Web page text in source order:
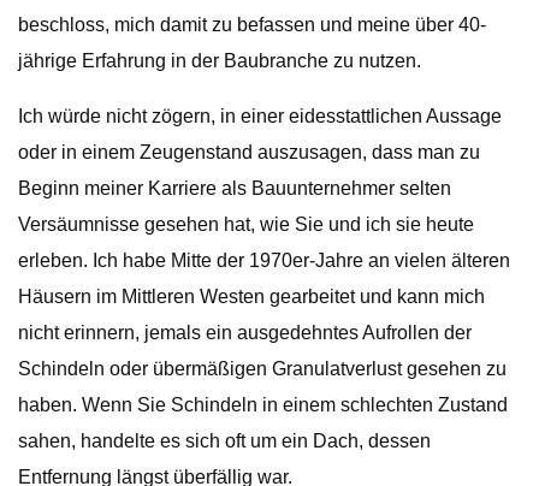
beschloss, mich damit zu befassen und meine über 40-
jährige Erfahrung in der Baubranche zu nutzen.
Ich würde nicht zögern, in einer eidesstattlichen Aussage
oder in einem Zeugenstand auszusagen, dass man zu
Beginn meiner Karriere als Bauunternehmer selten
Versäumnisse gesehen hat, wie Sie und ich sie heute
erleben. Ich habe Mitte der 1970er-Jahre an vielen älteren
Häusern im Mittleren Westen gearbeitet und kann mich
nicht erinnern, jemals ein ausgedehntes Aufrollen der
Schindeln oder übermäßigen Granulatverlust gesehen zu
haben. Wenn Sie Schindeln in einem schlechten Zustand
sahen, handelte es sich oft um ein Dach, dessen
Entfernung längst überfällig war.